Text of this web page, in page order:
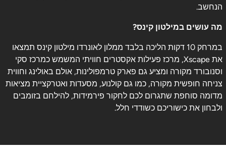
הנחשב.
מה עושים במילטון קינס?
במרחק 10 דקות הליכה בלבד ממלון לאונרדו מילטון קינס תמצאו
את Xscape, מרכז פעילות אקסטרים חוויתי המשמש כמרכז סקי
וסנובורד מקורה ומציע גם פארק טרמפולינות, אולם באולינג וחווית
צניחה חופשית מקורה, כמו גם קולנוע, מסעדות ואטרקציית מציאות
מדומה סוחפת שתגרום לכם לחקור פירמידות, להילחם בזומבים
ולבחון את כישוריכם כשודדי חלל.